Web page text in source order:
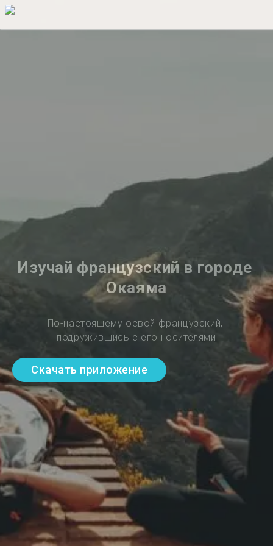
Изучай французский в городе
Окаяма
По-настоящему освой французский,
подружившись с его носителями
Скачать приложение